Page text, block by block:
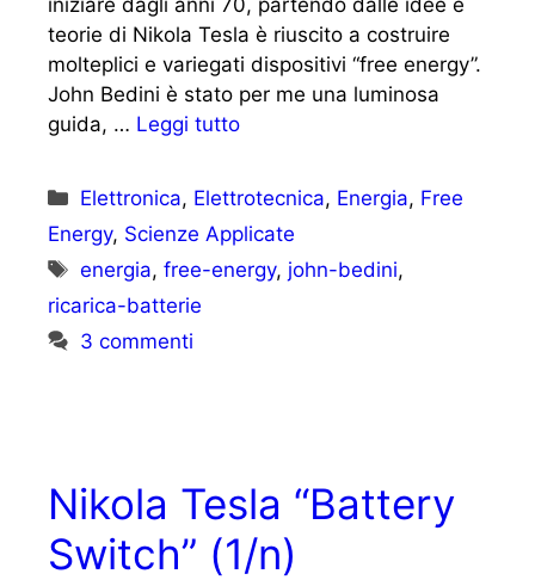
teorie di Nikola Tesla è riuscito a costruire
molteplici e variegati dispositivi “free energy”.
John Bedini è stato per me una luminosa
guida, … Leggi tutto
Categorie
Elettronica, Elettrotecnica, Energia, Free
Energy, Scienze Applicate
Tag
energia,free-energy, john-bedini,
ricarica-batterie
3 commenti
Nikola Tesla “Battery
Switch” (1/n)